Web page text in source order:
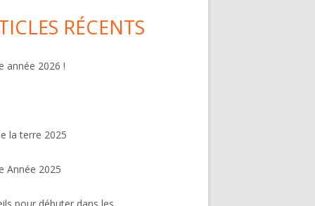
RÉCENTS
année 2026 !
la terre 2025
Année 2025